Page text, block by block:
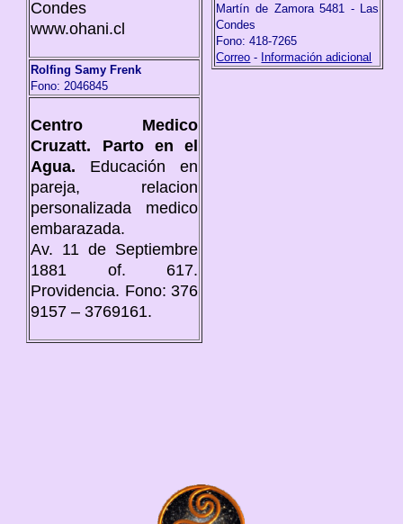
Condes
www.ohani.cl
Rolfing Samy Frenk
Fono: 2046845
Centro Medico
Cruzatt. Parto en el
Agua. Educación en
pareja, relacion
personalizada medico
embarazada.
Av. 11 de Septiembre
1881 of. 617.
Providencia. Fono: 376
9157 – 3769161.
Martín de Zamora 5481 - Las
Condes
Fono: 418-7265
Correo - Información adicional